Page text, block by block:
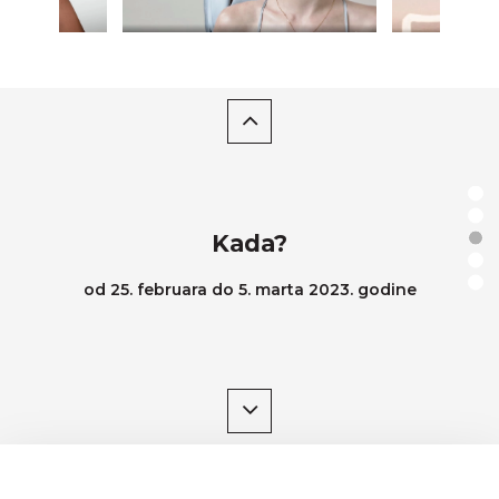
Gde?
Kada?
od 25. februara do 5. marta 2023. godine